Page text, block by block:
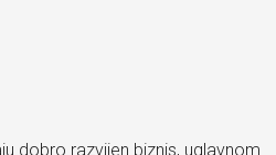
dobro razvijen biznis, uglavnom